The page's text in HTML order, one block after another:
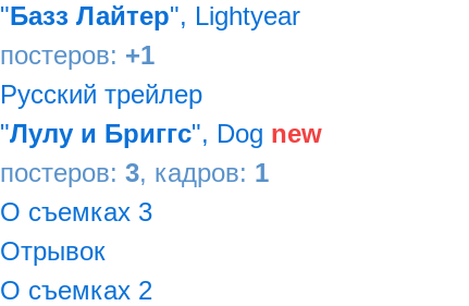
"Базз Лайтер", Lightyear
постеров: +1
Русский трейлер
"Лулу и Бриггс", Dog new
постеров: 3, кадров: 1
О съемках 3
Отрывок
О съемках 2